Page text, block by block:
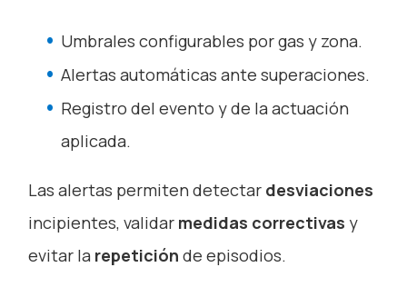
Umbrales configurables por gas y zona.
Alertas automáticas ante superaciones.
Registro del evento y de la actuación
aplicada.
Las alertas permiten detectar desviaciones
incipientes, validar medidas correctivas y
evitar la repetición de episodios.